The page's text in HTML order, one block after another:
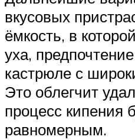
вкусовых
ёмкость, в
уха,
кастрюле с
Это облегчит
процесс кипения
равномерным.